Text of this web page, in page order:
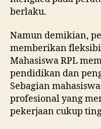
berlaku.
Namun demikian,
memberikan
Mahasiswa RPL
pendidikan dan
Sebagian
profesional yang
pekerjaan cukup